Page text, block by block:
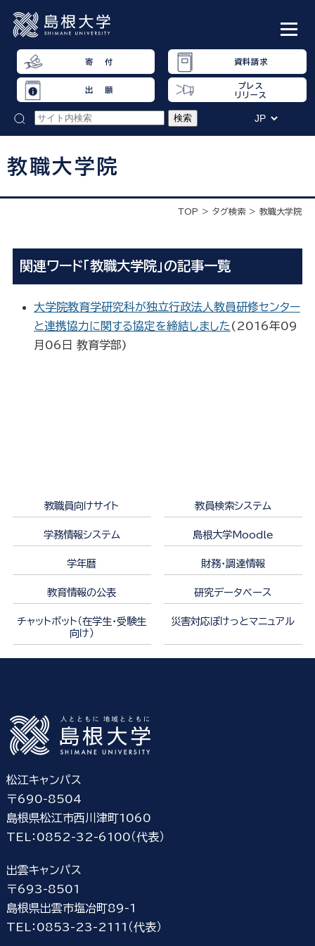
寄 付 資料請求
出 願
プレス
リリース
教職大学院
TOP タグ検索 教職大学院
関連ワード「教職大学院」の記事一覧
大学院教育学研究科が独立行政法人教員研修センター
と連携協力に関する協定を締結しました ( 2016年09
月06日 教育学部)
教職員向けサイト 教員検索システム
学務情報システム 島根大学Moodle
学年暦 財務・調達情報
教育情報の公表 研究データベース
チャットボット（在学生・受験生
向け）
災害対応ぽけっとマニュアル
松江キャンパス
〒690-8504
島根県松江市西川津町1060
TEL：0852-32-6100（代表）
出雲キャンパス
〒693-8501
島根県出雲市塩冶町89-1
TEL：0853-23-2111（代表）